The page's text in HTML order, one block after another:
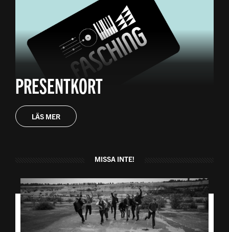
PRESENTKORT
LÄS MER
MISSA INTE!